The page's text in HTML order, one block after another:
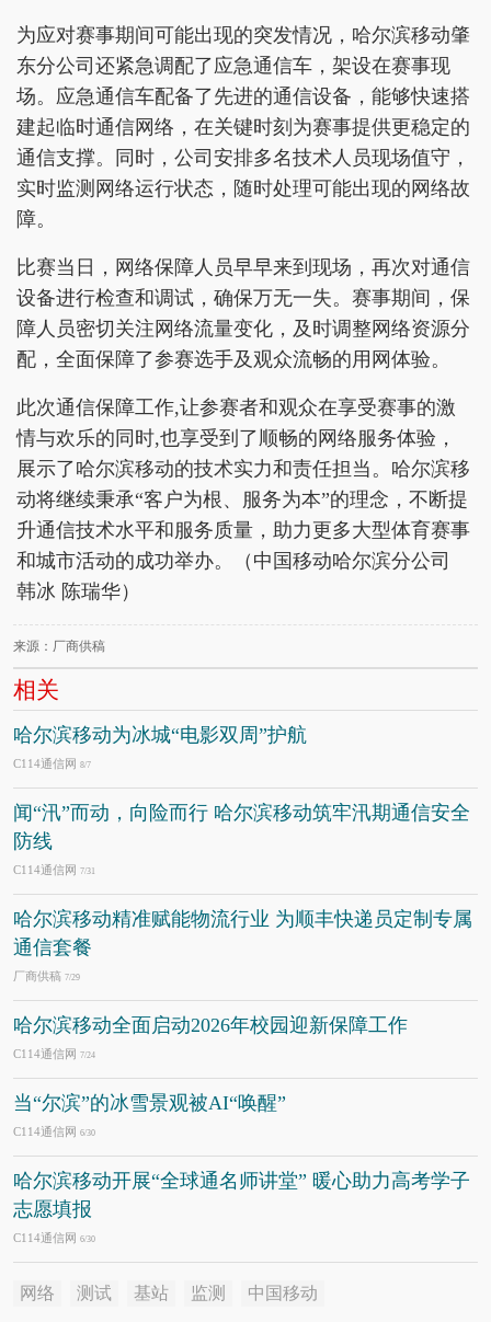
为应对赛事期间可能出现的突发情况，哈尔滨移动肇
东分公司还紧急调配了应急通信车，架设在赛事现
场。应急通信车配备了先进的通信设备，能够快速搭
建起临时通信网络，在关键时刻为赛事提供更稳定的
通信支撑。同时，公司安排多名技术人员现场值守，
实时监测网络运行状态，随时处理可能出现的网络故
障。
比赛当日，网络保障人员早早来到现场，再次对通信
设备进行检查和调试，确保万无一失。赛事期间，保
障人员密切关注网络流量变化，及时调整网络资源分
配，全面保障了参赛选手及观众流畅的用网体验。
此次通信保障工作,让参赛者和观众在享受赛事的激
情与欢乐的同时,也享受到了顺畅的网络服务体验，
展示了哈尔滨移动的技术实力和责任担当。哈尔滨移
动将继续秉承“客户为根、服务为本”的理念，不断提
升通信技术水平和服务质量，助力更多大型体育赛事
和城市活动的成功举办。（中国移动哈尔滨分公司
韩冰 陈瑞华）
来源：厂商供稿
相关
哈尔滨移动为冰城“电影双周”护航
C114通信网 8/7
闻“汛”而动，向险而行 哈尔滨移动筑牢汛期通信安全
防线
C114通信网 7/31
哈尔滨移动精准赋能物流行业 为顺丰快递员定制专属
通信套餐
厂商供稿 7/29
哈尔滨移动全面启动2026年校园迎新保障工作
C114通信网 7/24
当“尔滨”的冰雪景观被AI“唤醒”
C114通信网 6/30
哈尔滨移动开展“全球通名师讲堂” 暖心助力高考学子
志愿填报
C114通信网 6/30
网络 测试 基站 监测 中国移动